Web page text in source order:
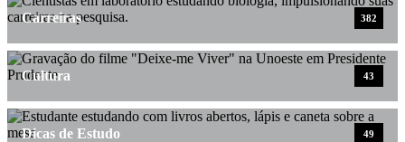
Carreiras 382
Cultura 43
Dicas de Estudo 49